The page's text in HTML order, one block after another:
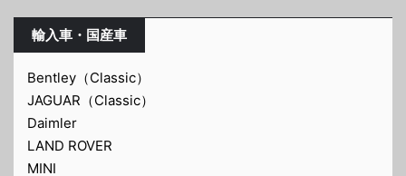
輸入車・国産車
Bentley（Classic）
JAGUAR（Classic）
Daimler
LAND ROVER
MINI